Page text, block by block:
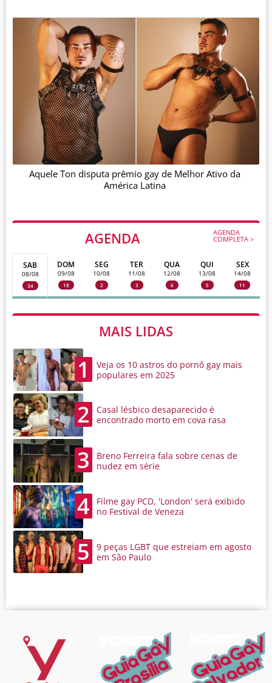
AGENDA AGENDA
COMPLETA >
SAB
08/08
34
DOM
09/08
18
SEG
10/08
2
TER
11/08
3
QUA
12/08
6
QUI
13/08
5
SEX
14/08
11
MAIS LIDAS
1
Veja os 10 astros do pornô gay mais
populares em 2025
2
Casal lésbico desaparecido é
encontrado morto em cova rasa
3
Breno Ferreira fala sobre cenas de
nudez em série
4
Filme gay PCD, 'London' será exibido
no Festival de Veneza
5
9 peças LGBT que estreiam em agosto
em São Paulo
Aquele Ton disputa prêmio gay de Melhor Ativo da
América Latina